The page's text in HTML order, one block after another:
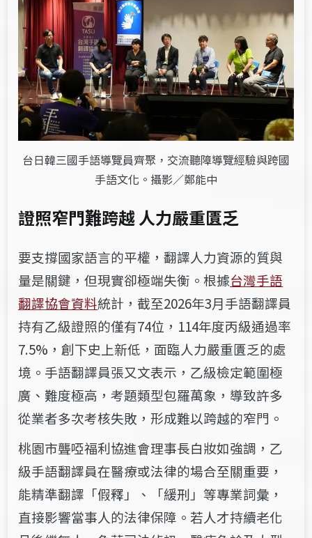
台日韓三國手語導覽員齊聚，交流聽障導覽經驗與跨國
手語文化。攝影／鄭能中
證照窄門難跨越 人力嚴重匱乏
要支撐國家語言的平權，翻譯人力資源的質與
量是關鍵，但現實卻極端失衡。根據台灣手語
翻譯協會資料統計，截至2026年3月手語翻譯員
持有乙級證照的僅有74位，114年度丙級通過率
7.5%，創下史上新低，面臨人力嚴重匱乏的處
境。手語翻譯員張又文表示，乙級檢定範圍極
廣、難度極高，考題類型包羅萬象，導致許多
從業者多次考核失敗，形成難以跨越的窄門。
桃園市聾啞福利協進會理事長白妝如強調，乙
級手語翻譯員在醫療或法律的場合至關重要，
能精準翻譯「假釋」、「緩刑」等專業詞彙，
直接影響當事人的法律保障。若人才持續老化